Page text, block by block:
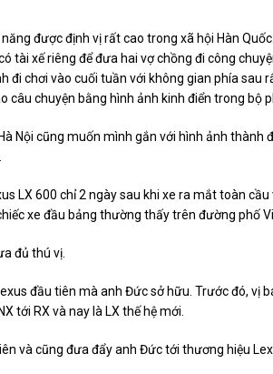
được định vị rất cao trong xã hội Hàn
tài xế riêng để đưa hai vợ chồng đi công
đi chơi vào cuối tuần với không gian phía sau
câu chuyện bằng hình ảnh kinh điển trong bộ
Nội cũng muốn mình gắn với hình ảnh
LX 600 chỉ 2 ngày sau khi xe ra mắt toàn
xe đầu bảng thường thấy trên đường phố
đủ thú vị.
đầu tiên mà anh Đức sở hữu. Trước đó, vị
tới RX và nay là LX thế hệ mới.
và cũng đưa đẩy anh Đức tới thương hiệu